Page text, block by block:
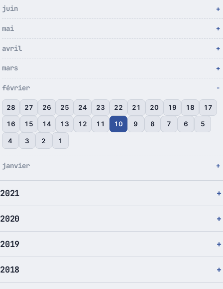
juin
mai
avril
mars
février
28 27 26 25 24 23 22 21 20 19 18 17
16 15 14 13 12 11 10 9 8 7 6 5
4 3 2 1
janvier
2021
2020
2019
2018